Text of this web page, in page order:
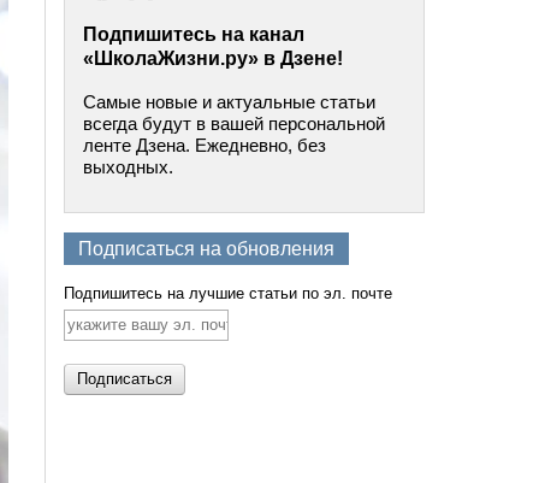
Подпишитесь на канал
«ШколаЖизни.ру» в Дзене!
Самые новые и актуальные статьи
всегда будут в вашей персональной
ленте Дзена. Ежедневно, без
выходных.
Подписаться на обновления
Подпишитесь на лучшие статьи по эл. почте